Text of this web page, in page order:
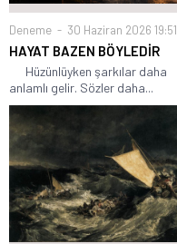
Deneme 30 Haziran 2026 19:51
HAYAT BAZEN BÖYLEDİR
Hüzünlüyken şarkılar daha
anlamlı gelir. Sözler daha...